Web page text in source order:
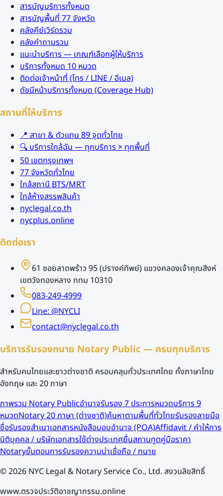
สารบัญบริการทั้งหมด
สารบัญพื้นที่ 77 จังหวัด
คลังคีย์เวิร์ดรวม
คลังคำถามรวม
แนะนำบริการ — เกณฑ์เลือกผู้ให้บริการ
บริการทั้งหมด 10 หมวด
ติดต่อเจ้าหน้าที่ (โทร / LINE / อีเมล)
ดัชนีหน้าบริการทั้งหมด (Coverage Hub)
สถานที่ให้บริการ
📍 สาขา & ตัวแทน 89 จุดทั่วไทย
🔍 บริการใกล้ฉัน — ทุกบริการ × ทุกพื้นที่
50 เขตกรุงเทพฯ
77 จังหวัดทั่วไทย
ใกล้สถานี BTS/MRT
ใกล้ห้างสรรพสินค้า
nyclegal.co.th
nycplus.online
ติดต่อเรา
61 ซอยลาดพร้าว 95 (ปรางค์ทิพย์) แขวงคลองเจ้าคุณสิงห์
เขตวังทองหลาง กทม 10310
083-249-4999
Line: @NYCLI
contact@nyclegal.co.th
บริการรับรองทนาย Notary Public — ครบทุกบริการ
สำหรับคนไทยและชาวต่างชาติ ครอบคลุมทั่วประเทศไทย ทั้งภาษาไทย
อังกฤษ และ 20 ภาษา
ภาพรวม Notary Publicอำนาจรับรอง 7 ประการหมวดบริการ 9
หมวดNotary 20 ภาษา (ต่างชาติ)ค้นหาตามพื้นที่ทั่วไทยรับรองลายมือ
ชื่อรับรองสำเนาเอกสารหนังสือมอบอำนาจ (POA)Affidavit / คำให้การ
นิติบุคคล / บริษัทเอกสารใช้ต่างประเทศยื่นสถานทูตคู่มือราคา
Notaryขั้นตอนการรับรองความน่าเชื่อถือ / ทนาย
©2026 NYC Legal & Notary Service Co., Ltd. สงวนลิขสิทธิ์
www.ตรวจประวัติอาชญากรรม.online